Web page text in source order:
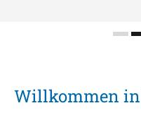
Willkommen in